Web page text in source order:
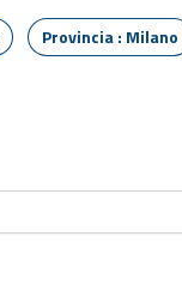
Provincia : Milano